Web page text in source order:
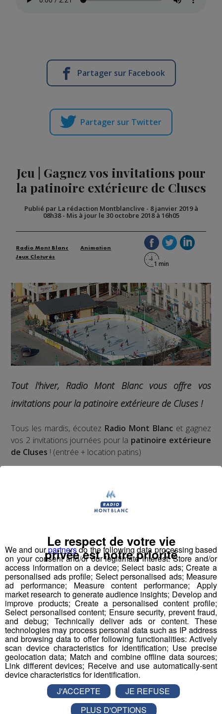
Partager sur Facebook
Partager sur Twitter
Jeu | Gagnez vos invitations pour
la patinoire extérieure de Cluses
Publié par La rédaction Montblanclive - 8 janvier 2019 à
08h38- Mis à jour le 30 octobre 2018 à 16h05
Radio Mont Blanc
Animation
Jeux Cloturés
Tout l'hiver, Radio Mont Blanc vous offre vos
invitations pour la patinoire extérieure de Cluses !
Tous les mardis, écoutez Radio Mont Blancet gagnez
vos 2 invitations journées pour la patinoire extérieure
de Cluses ! (entrée + location patins)
quand l'animateur vous le demande (04 50 58 24 09)
Horaires d'ouverture de la patinoire
En période scolaire
Mardi et jeudi : 17h-19h
Mercredi : 14h-19h
Vendredi: 17h-21h
Samedi : 10h-12h / 14h-21h
Dimanche : 10h-12h / 14h-19h
En période de vacances scolaires (zone A)
Du dimanche au jeudi : 10h-12h / 14h-19h
Vendredi et samedi : 10h-12h / 14h-21h
We and ourpartnersdo the following data processing based
on your consent and/or our legitimate interest: Store and/or
access information on a device; Select basic ads; Create a
personalised ads profile; Select personalised ads; Measure
ad performance; Measure content performance; Apply
market research to generate audience insights; Develop and
improve products; Create a personalised content profile;
Select personalised content; Ensure security, prevent fraud,
and debug; Technically deliver ads or content. These
technologies may process personal data such as IP address
and browsing data to offer following functionalities: Actively
scan device characteristics for identification; Use precise
geolocation data; Match and combine offline data sources;
Link different devices; Receive and use automatically-sent
device characteristics for identification.
Le respect de votre vie
privée est notre priorité
J'ACCEPTE
JE REFUSE
PLUS D'OPTIONS